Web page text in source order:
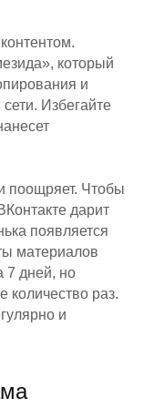
который
и
Избегайте
поощряет. Чтобы
дарит
появляется
материалов
7 дней, но
количество раз.
и